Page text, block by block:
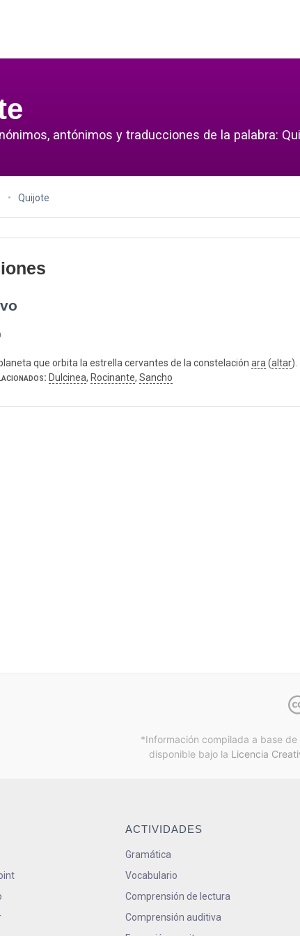
antónimos y traducciones de la palabra:
Quijote
que orbita la estrella cervantes de la constelación ara(altar).
Dulcinea, Rocinante, Sancho
*Información compilada a base
disponible bajo la Licencia
ACTIVIDADES
Gramática
Vocabulario
Comprensión de lectura
Comprensión auditiva